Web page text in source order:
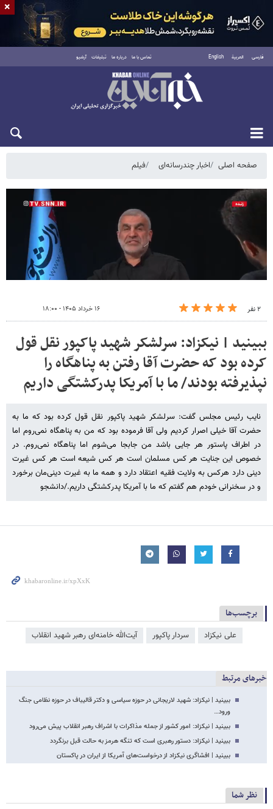
فارسی العربية English تماس با ما درباره ما تبلیغات آرشیو
پنجشنبه ۱۵ مرداد ۱۴۰۵
صفحه اصلی اخبار چندرسانه‌ای فیلم
۲ نفر ۱۶ خرداد ۱۴۰۵ - ۱۸:۰۰
ببینید | نیکزاد: سرلشکر شهید پاکپور نقل قول
کرده بود که حضرت آقا رفتن به پناهگاه را
نپذیرفته بودند/ ما با آمریکا پدرکشتگی داریم
نایب رئیس مجلس گفت: سرلشکر شهید پاکپور نقل قول کرده بود که ما به
حضرت آقا خیلی اصرار کردیم ولی آقا فرموده بود که من به پناهگاه نمی‌روم اما
در اطراف پاستور هر جایی باشد من جابجا می‌شوم اما پناهگاه نمی‌روم. در
خصوص این جنایت هر کس مسلمان است هر کس شیعه است هر کس غیرت
دینی دارد هرکس به ولایت فقیه اعتقاد دارد و همه ما به غیرت دینی‌مان برخورد
و در سخنرانی خودم هم گفتم که ما با آمریکا پدرکشتگی داریم./دانشجو
برچسب‌ها
علی نیکزاد سردار پاکپور آیت‌الله خامنه‌ای رهبر شهید انقلاب
خبرهای مرتبط
ببینید | نیکزاد: شهید لاریجانی در حوزه سیاسی و دکتر قالیباف در حوزه نظامی جنگ
ورود…
ببینید | نیکزاد: امور کشور از جمله مذاکرات با اشراف رهبر انقلاب پیش می‌رود
ببینید | نیکزاد: دستور رهبری است که تنگه هرمز به حالت قبل برنگردد
ببینید | افشاگری نیکزاد از درخواست‌های آمریکا از ایران در پاکستان
نظر شما
×